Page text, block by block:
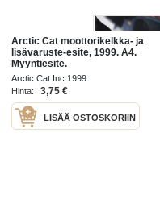
Arctic Cat moottorikelkka- ja
lisävaruste-esite, 1999. A4.
Myyntiesite.
Arctic Cat Inc 1999
Hinta:
3,75 €
LISÄÄ OSTOSKORIIN